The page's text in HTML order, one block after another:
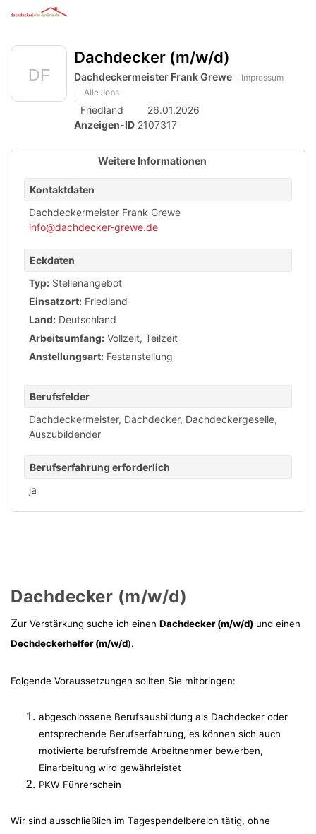
Accessibility
Navigation
Inhalt
von
mobilem
Dachdecker (m/w/d)
Dachdeckermeister Frank Grewe
Impressum
Alle Jobs
Friedland
26.01.2026
Anzeigen-ID 2107317
Weitere Informationen
Kontaktdaten
Dachdeckermeister Frank Grewe
info@dachdecker-grewe.de
Eckdaten
Typ: Stellenangebot
Einsatzort: Friedland
Land: Deutschland
Arbeitsumfang: Vollzeit, Teilzeit
Anstellungsart: Festanstellung
Berufsfelder
Dachdeckermeister, Dachdecker, Dachdeckergeselle,
Auszubildender
Berufserfahrung erforderlich
ja
Dachdecker (m/w/d)
Zur Verstärkung suche ich einen Dachdecker (m/w/d) und einen
Dechdeckerhelfer (m/w/d).
Folgende Voraussetzungen sollten Sie mitbringen:
abgeschlossene Berufsausbildung als Dachdecker oder
entsprechende Berufserfahrung, es können sich auch
motivierte berufsfremde Arbeitnehmer bewerben,
Einarbeitung wird gewährleistet
PKW Führerschein
Wir sind ausschließlich im Tagespendelbereich tätig, ohne